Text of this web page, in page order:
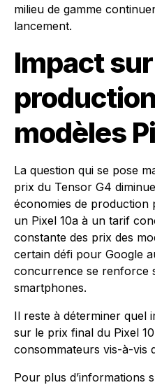
milieu de gamme
lancement.
Impact
modèles
La question qui se pose
prix du Tensor G4
économies de
un Pixel 10a à un tarif
constante des prix des
certain défi pour Google
concurrence se renforce
smartphones.
Il reste à déterminer quel
sur le prix final du Pixel
consommateurs vis-à-vis
Pour plus d’informations